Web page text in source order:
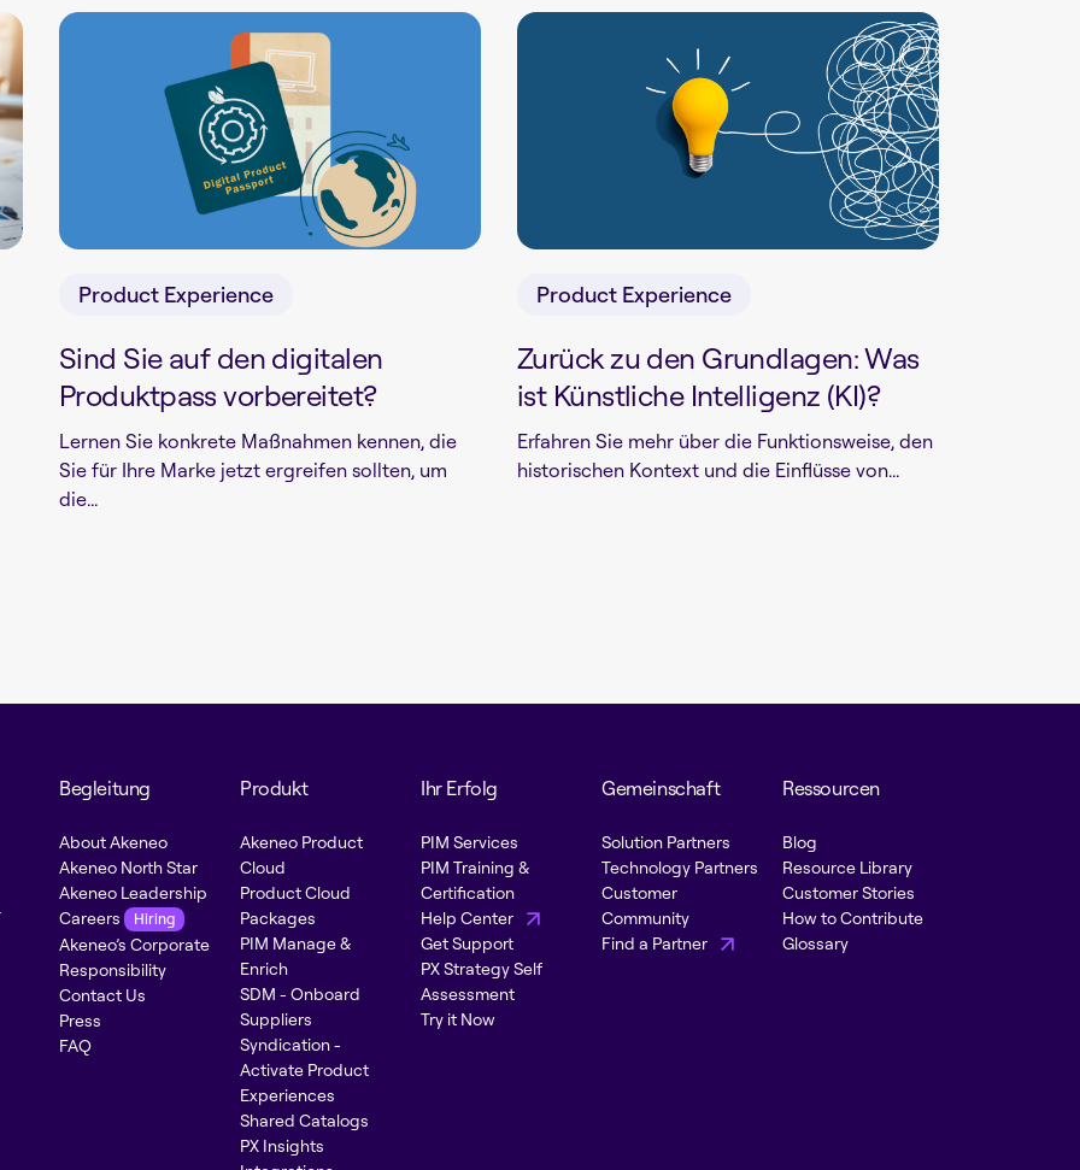
Product Experience
Sind Sie auf den digitalen
Produktpass vorbereitet?
Lernen Sie konkrete Maßnahmen kennen, die
Sie für Ihre Marke jetzt ergreifen sollten, um
die...
Product Experience
Zurück zu den Grundlagen: Was
ist Künstliche Intelligenz (KI)?
Erfahren Sie mehr über die Funktionsweise, den
historischen Kontext und die Einflüsse von...
Begleitung
About Akeneo
Akeneo North Star
Akeneo Leadership
Careers
Hiring
Akeneo’s Corporate
Responsibility
Contact Us
Press
FAQ
Produkt
Akeneo Product
Cloud
Product Cloud
Packages
PIM Manage &
Enrich
SDM - Onboard
Suppliers
Syndication -
Activate Product
Experiences
Shared Catalogs
PX Insights
Ihr Erfolg
PIM Services
PIM Training &
Certification
Help Center
Get Support
PX Strategy Self
Assessment
Try it Now
Gemeinschaft
Solution Partners
Technology Partners
Customer
Community
Find a Partner
Ressourcen
Blog
Resource Library
Customer Stories
How to Contribute
Glossary